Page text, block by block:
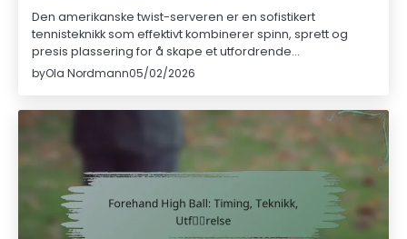
Den amerikanske twist-serveren er en sofistikert
tennisteknikk som effektivt kombinerer spinn, sprett og
presis plassering for å skape et utfordrende…
byOla Nordmann05/02/2026